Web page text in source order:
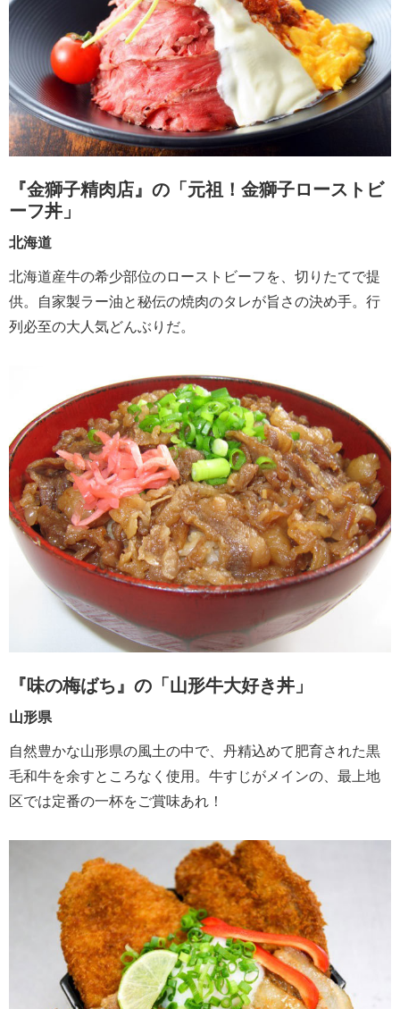
『金獅子精肉店』の「元祖！金獅子ローストビ
ーフ丼」
北海道
北海道産牛の希少部位のローストビーフを、切りたてで提
供。自家製ラー油と秘伝の焼肉のタレが旨さの決め手。行
列必至の大人気どんぶりだ。
『味の梅ばち』の「山形牛大好き丼」
山形県
自然豊かな山形県の風土の中で、丹精込めて肥育された黒
毛和牛を余すところなく使用。牛すじがメインの、最上地
区では定番の一杯をご賞味あれ！